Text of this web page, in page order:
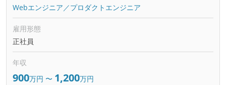
Webエンジニア／プロダクトエンジニア
雇用形態
正社員
年収
900万円 〜 1,200万円